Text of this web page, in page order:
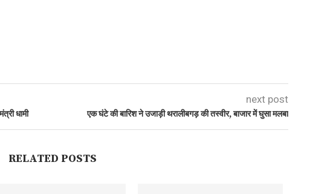
धामी
next post
एक घंटे की बारिश ने उजाड़ी थरालीबगड़ की तस्वीर, बाजार में घुसा मलबा
RELATED POSTS